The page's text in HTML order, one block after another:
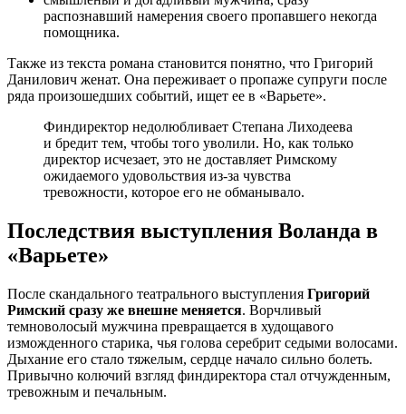
распознавший намерения своего пропавшего некогда
помощника.
Также из текста романа становится понятно, что Григорий
Данилович женат. Она переживает о пропаже супруги после
ряда произошедших событий, ищет ее в «Варьете».
Финдиректор недолюбливает Степана Лиходеева
и бредит тем, чтобы того уволили. Но, как только
директор исчезает, это не доставляет Римскому
ожидаемого удовольствия из-за чувства
тревожности, которое его не обманывало.
Последствия выступления Воланда в
«Варьете»
После скандального театрального выступления Григорий
Римский сразу же внешне меняется. Ворчливый
темноволосый мужчина превращается в худощавого
изможденного старика, чья голова серебрит седыми волосами.
Дыхание его стало тяжелым, сердце начало сильно болеть.
Привычно колючий взгляд финдиректора стал отчужденным,
тревожным и печальным.